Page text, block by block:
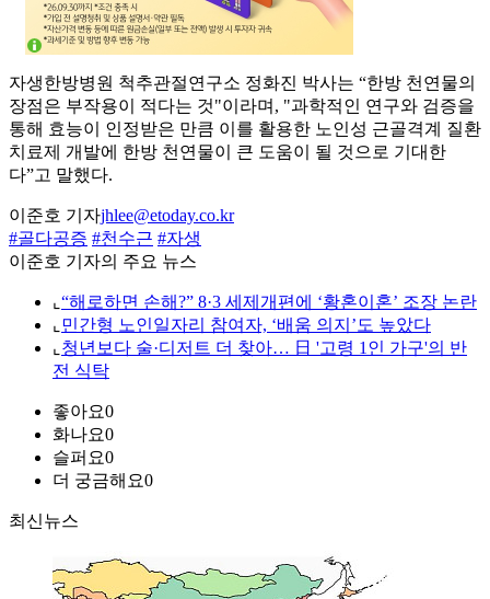
자생한방병원 척추관절연구소 정화진 박사는 “한방 천연물의
장점은 부작용이 적다는 것"이라며, "과학적인 연구와 검증을
통해 효능이 인정받은 만큼 이를 활용한 노인성 근골격계 질환
치료제 개발에 한방 천연물이 큰 도움이 될 것으로 기대한
다”고 말했다.
이준호 기자jhlee@etoday.co.kr
#골다공증 #천수근 #자생
이준호 기자의 주요 뉴스
⌞ “해로하면 손해?” 8·3 세제개편에 ‘황혼이혼’ 조장 논란
⌞ 민간형 노인일자리 참여자, ‘배움 의지’도 높았다
⌞ 청년보다 술·디저트 더 찾아… 日 '고령 1인 가구'의 반
전 식탁
좋아요0
화나요0
슬퍼요0
더 궁금해요0
최신뉴스